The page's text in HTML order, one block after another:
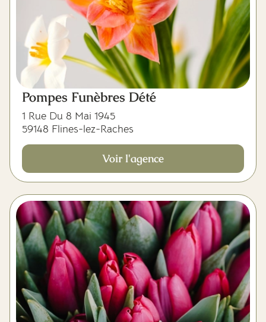
Pompes Funèbres Dété
1 Rue Du 8 Mai 1945
59148 Flines-lez-Raches
Voir l'agence